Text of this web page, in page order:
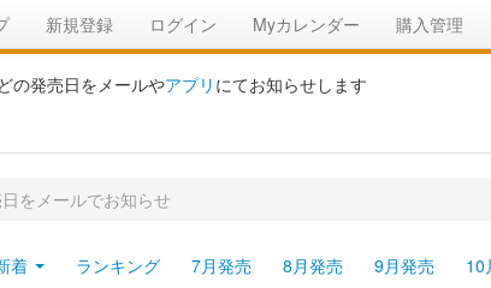
新規登録 ログイン Myカレンダー 購入管理
の発売日をメールやアプリ にてお知らせします
をメールでお知らせ
着 ランキング 7月発売 8月発売 9月発売 10